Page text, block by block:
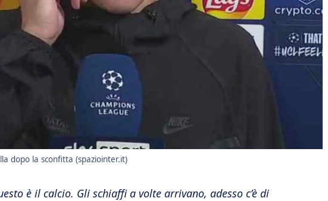
dopo la sconfitta (spaziointer.it)
è il calcio. Gli schiaffi a volte arrivano, adesso c’è di